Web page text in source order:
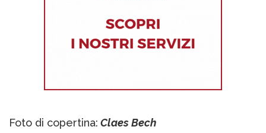
Foto di copertina: Claes Bech